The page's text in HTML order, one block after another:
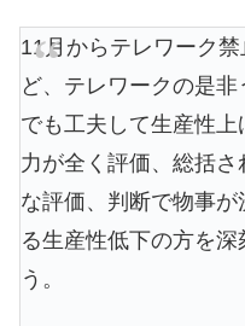
11月からテレワーク
ど、テレワークの是
でも工夫して生産性
力が全く評価、総括
な評価、判断で物事
る生産性低下の方を
う。